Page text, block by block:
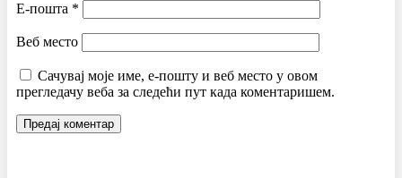
Е-пошта *
Веб место
Сачувај моје име, е-пошту и веб место у овом
прегледачу веба за следећи пут када коментаришем.